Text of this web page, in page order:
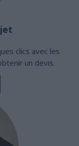
clics avec les
un devis.